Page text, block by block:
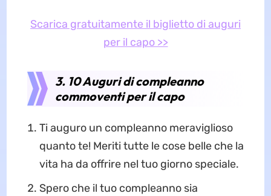
Scarica gratuitamente il biglietto di auguri
per il capo >>
3. 10 Auguri di compleanno
commoventi per il capo
Ti auguro un compleanno meraviglioso
quanto te! Meriti tutte le cose belle che la
vita ha da offrire nel tuo giorno speciale.
Spero che il tuo compleanno sia